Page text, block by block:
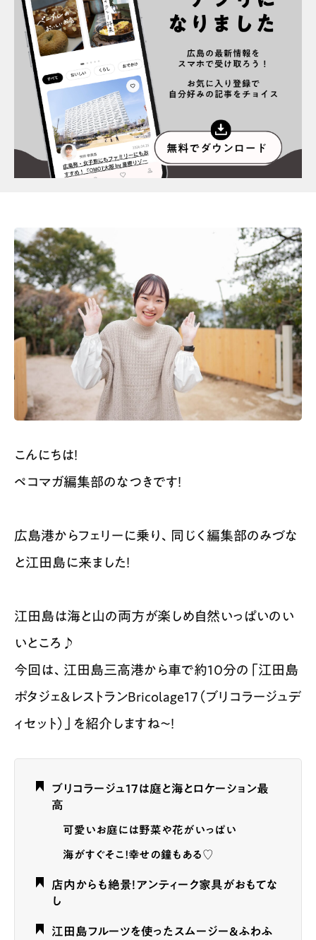
ペコマガとは 運営会社
スポット情報 広告掲載について
プライバシーポリシー インフォマティブデータポリシー
お問合せ 利用規約
こんにちは！
ペコマガ編集部のなつきです！
広島港からフェリーに乗り、同じく編集部のみづな
と江田島に来ました！
江田島は海と山の両方が楽しめ自然いっぱいのい
いところ♪
今回は、江田島三高港から車で約10分の「江田島
ポタジェ＆レストランBricolage17（ブリコラージュデ
ィセット）」を紹介しますね〜！
ブリコラージュ17は庭と海とロケーション最
高
可愛いお庭には野菜や花がいっぱい
海がすぐそこ！幸せの鐘もある♡
店内からも絶景！アンティーク家具がおもてな
し
江田島フルーツを使ったスムージー＆ふわふ